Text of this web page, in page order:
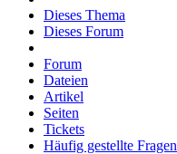
Dieses Thema
Dieses Forum
Forum
Dateien
Artikel
Seiten
Tickets
Häufig gestellte Fragen